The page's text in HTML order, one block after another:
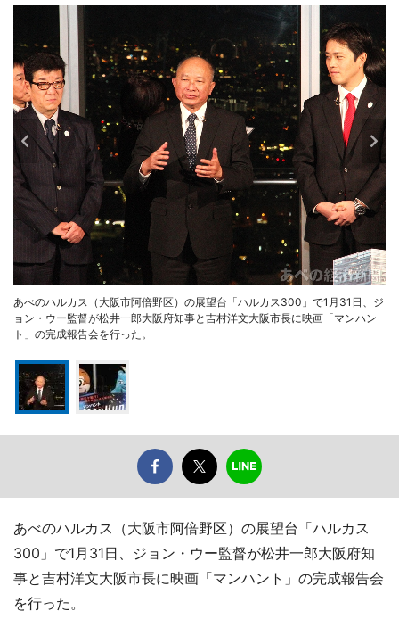
あべのハルカス（大阪市阿倍野区）の展望台「ハルカス300」で1月31日、ジ
ョン・ウー監督が松井一郎大阪府知事と吉村洋文大阪市長に映画「マンハン
ト」の完成報告会を行った。
あべのハルカス（大阪市阿倍野区）の展望台「ハルカス
300」で1月31日、ジョン・ウー監督が松井一郎大阪府知
事と吉村洋文大阪市長に映画「マンハント」の完成報告会
を行った。